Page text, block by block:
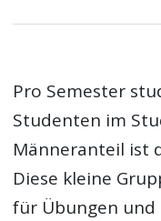
Pro Semester
Studenten im
Männeranteil ist
Diese kleine
für Übungen und